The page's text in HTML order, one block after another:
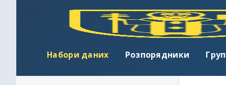
Набори даних Розпорядники